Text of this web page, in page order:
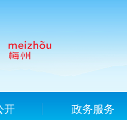
开 政务服务